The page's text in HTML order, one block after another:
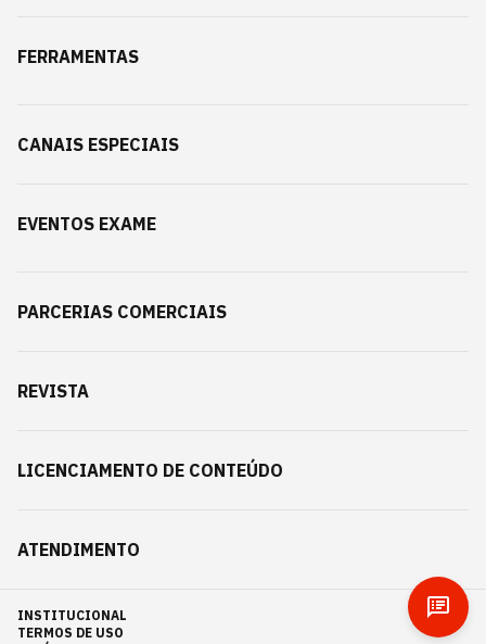
FERRAMENTAS
CANAIS ESPECIAIS
EVENTOS EXAME
PARCERIAS COMERCIAIS
REVISTA
LICENCIAMENTO DE CONTEÚDO
ATENDIMENTO
INSTITUCIONAL
TERMOS DE USO